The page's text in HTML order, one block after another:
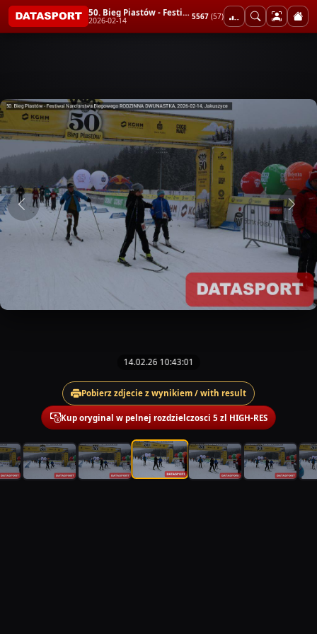
50. Bieg Piastów - Festiwal Narciarstwa Biegowego RODZINNA DWUNASTKA
2026-02-14 5567 (57)
14.02.26 10:43:01
Pobierz zdjecie z wynikiem / with result
Kup oryginal w pelnej rozdzielczosci 5 zl HIGH-RES